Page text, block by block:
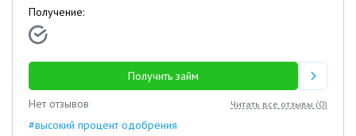
Получение:
Получить займ
Нет отзывов
Читать все отзывы (0)
#высокий процент одобрения